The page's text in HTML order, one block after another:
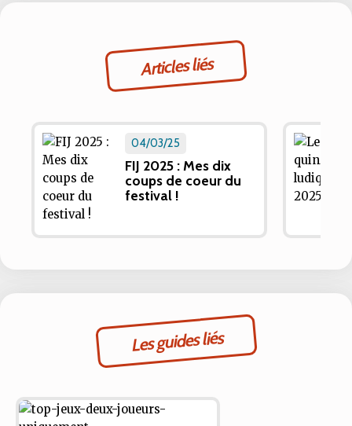
Articles liés
04/03/25
FIJ 2025 : Mes dix
coups de coeur du
festival !
Les guides liés